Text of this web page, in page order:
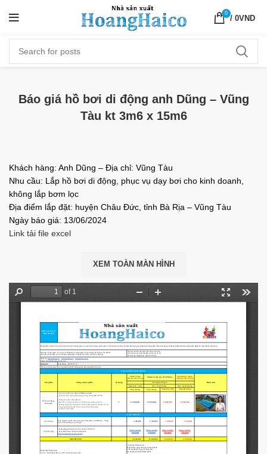
0
/ 0VND
Báo giá hồ bơi di động anh Dũng – Vũng
Tàu kt 3m6 x 15m6
Khách hàng: Anh Dũng – Địa chỉ: Vũng Tàu
Nhu cầu: Lắp hồ bơi di động, phục vụ dạy bơi cho kinh doanh,
không lắp bơm lọc
Địa điểm lắp đặt: huyện Châu Đức, tỉnh Bà Rịa – Vũng Tàu
Ngày báo giá: 13/06/2024
Link tải file excel
XEM TOÀN MÀN HÌNH